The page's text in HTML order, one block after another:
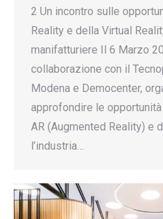
2 Un incontro sulle
Reality e della Virtual
manifatturiere Il 6 Marzo
collaborazione con il
Modena e Democenter,
approfondire le
AR (Augmented Reality) e
l’industria…